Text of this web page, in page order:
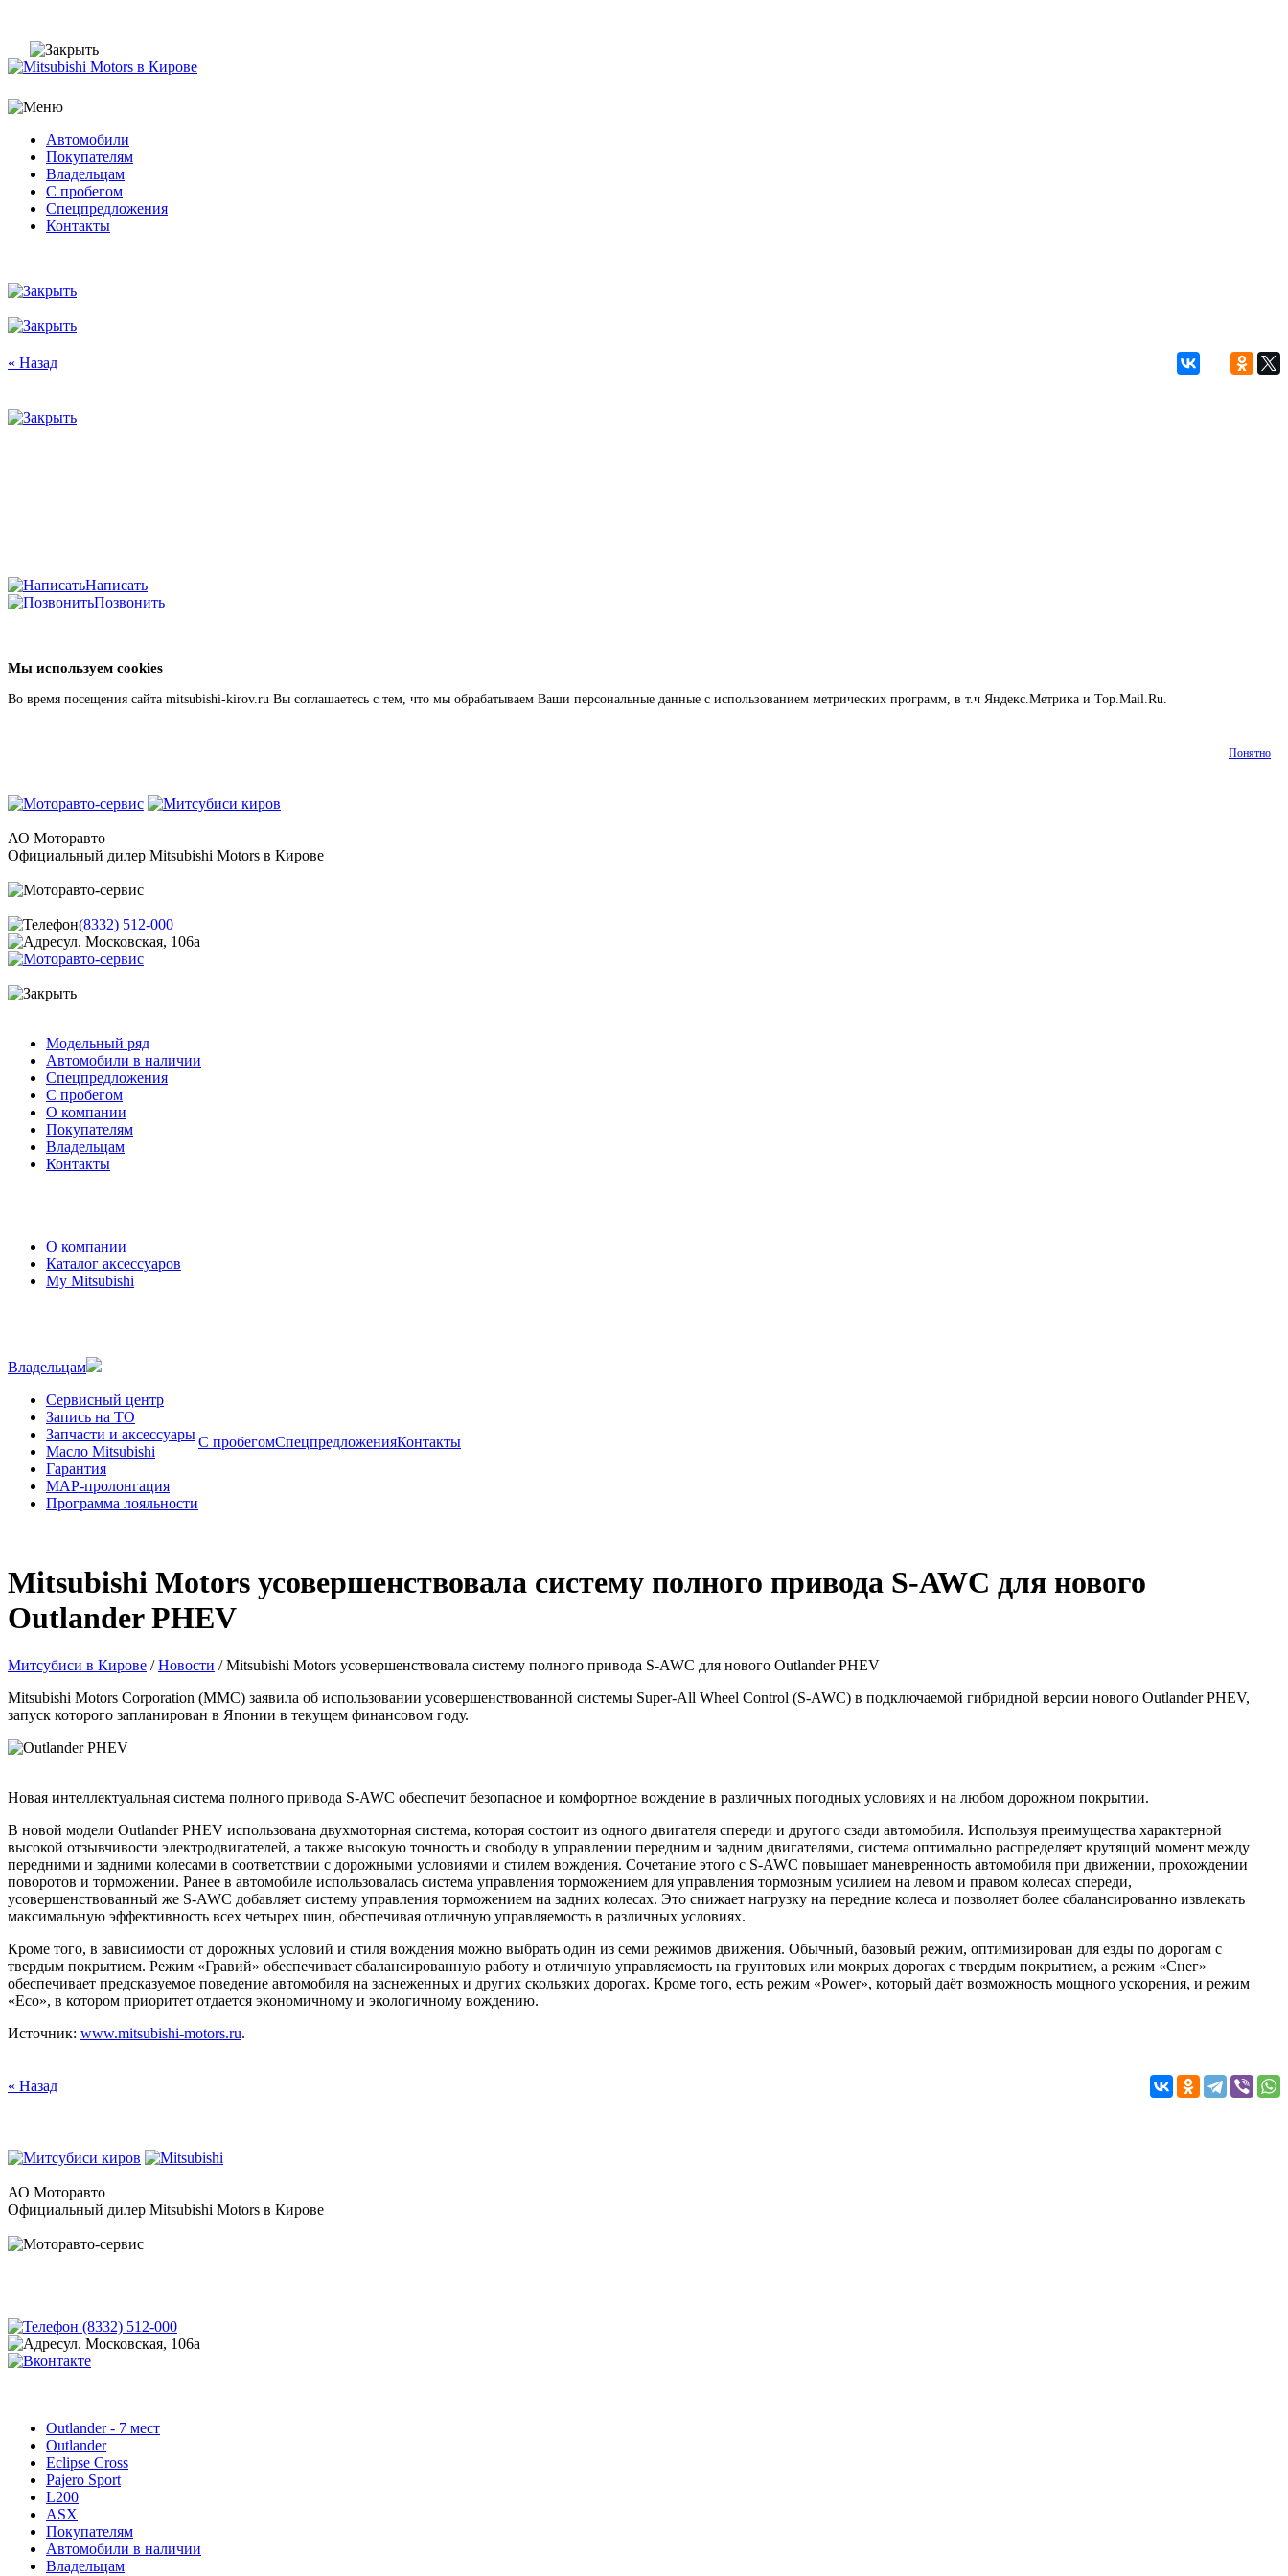
Автомобили
Покупателям
Владельцам
С пробегом
Спецпредложения
Контакты
« Назад
Написать
Позвонить
Мы используем cookies
Во время посещения сайта mitsubishi-kirov.ru Вы соглашаетесь с тем, что мы обрабатываем Ваши персональные данные с использованием метрических программ, в т.ч Яндекс.Метрика и Top.Mail.Ru.
Понятно
АО Моторавто
Официальный дилер Mitsubishi Motors в Кирове
(8332) 512-000
ул. Московская, 106а
Модельный ряд
Автомобили в наличии
Спецпредложения
С пробегом
О компании
Покупателям
Владельцам
Контакты
О компании
Каталог аксессуаров
My Mitsubishi
Владельцам
Сервисный центр
Запись на ТО
Запчасти и аксессуары
Масло Mitsubishi
Гарантия
MAP-пролонгация
Программа лояльности
С пробегомСпецпредложенияКонтакты
Mitsubishi Motors усовершенствовала систему полного привода S-AWC для нового
Outlander PHEV
Митсубиси в Кирове / Новости /Mitsubishi Motors усовершенствовала систему полного привода S-AWC для нового Outlander PHEV
Mitsubishi Motors Corporation (MMC) заявила об использовании усовершенствованной системы Super-All Wheel Control (S-AWC) в подключаемой гибридной версии нового Outlander PHEV,
запуск которого запланирован в Японии в текущем финансовом году.
Новая интеллектуальная система полного привода S-AWC обеспечит безопасное и комфортное вождение в различных погодных условиях и на любом дорожном покрытии.
В новой модели Outlander PHEV использована двухмоторная система, которая состоит из одного двигателя спереди и другого сзади автомобиля. Используя преимущества характерной
высокой отзывчивости электродвигателей, а также высокую точность и свободу в управлении передним и задним двигателями, система оптимально распределяет крутящий момент между
передними и задними колесами в соответствии с дорожными условиями и стилем вождения. Сочетание этого с S-AWC повышает маневренность автомобиля при движении, прохождении
поворотов и торможении. Ранее в автомобиле использовалась система управления торможением для управления тормозным усилием на левом и правом колесах спереди,
усовершенствованный же S-AWC добавляет систему управления торможением на задних колесах. Это снижает нагрузку на передние колеса и позволяет более сбалансированно извлекать
максимальную эффективность всех четырех шин, обеспечивая отличную управляемость в различных условиях.
Кроме того, в зависимости от дорожных условий и стиля вождения можно выбрать один из семи режимов движения. Обычный, базовый режим, оптимизирован для езды по дорогам с
твердым покрытием. Режим «Гравий» обеспечивает сбалансированную работу и отличную управляемость на грунтовых или мокрых дорогах с твердым покрытием, а режим «Снег»
обеспечивает предсказуемое поведение автомобиля на заснеженных и других скользких дорогах. Кроме того, есть режим «Power», который даёт возможность мощного ускорения, и режим
«Eco», в котором приоритет отдается экономичному и экологичному вождению.
Источник: www.mitsubishi-motors.ru.
« Назад
АО Моторавто
Официальный дилер Mitsubishi Motors в Кирове
(8332) 512-000
ул. Московская, 106а
Outlander - 7 мест
Outlander
Eclipse Cross
Pajero Sport
L200
ASX
Покупателям
Автомобили в наличии
Владельцам